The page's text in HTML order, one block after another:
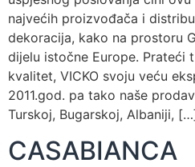
najvećih proizvođača i
dekoracija, kako na prostoru
dijelu istočne Europe. Prateći
kvalitet, VICKO svoju veću
2011.god. pa tako naše
Turskoj, Bugarskoj, Albaniji,
CASABIANCA